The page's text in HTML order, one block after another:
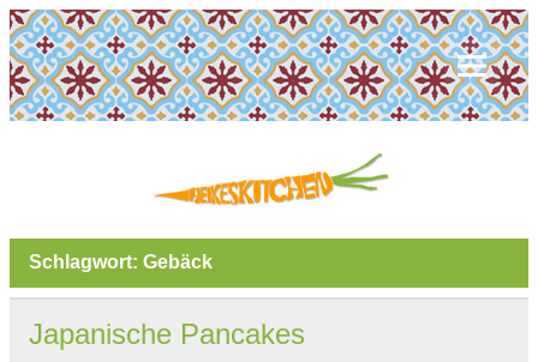
Schlagwort: Gebäck
Japanische Pancakes